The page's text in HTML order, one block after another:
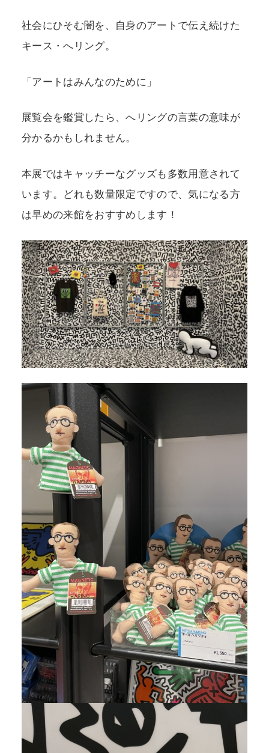
社会にひそむ闇を、自身のアートで伝え続けた
キース・へリング。
「アートはみんなのために」
展覧会を鑑賞したら、へリングの言葉の意味が
分かるかもしれません。
本展ではキャッチーなグッズも多数用意されて
います。どれも数量限定ですので、気になる方
は早めの来館をおすすめします！